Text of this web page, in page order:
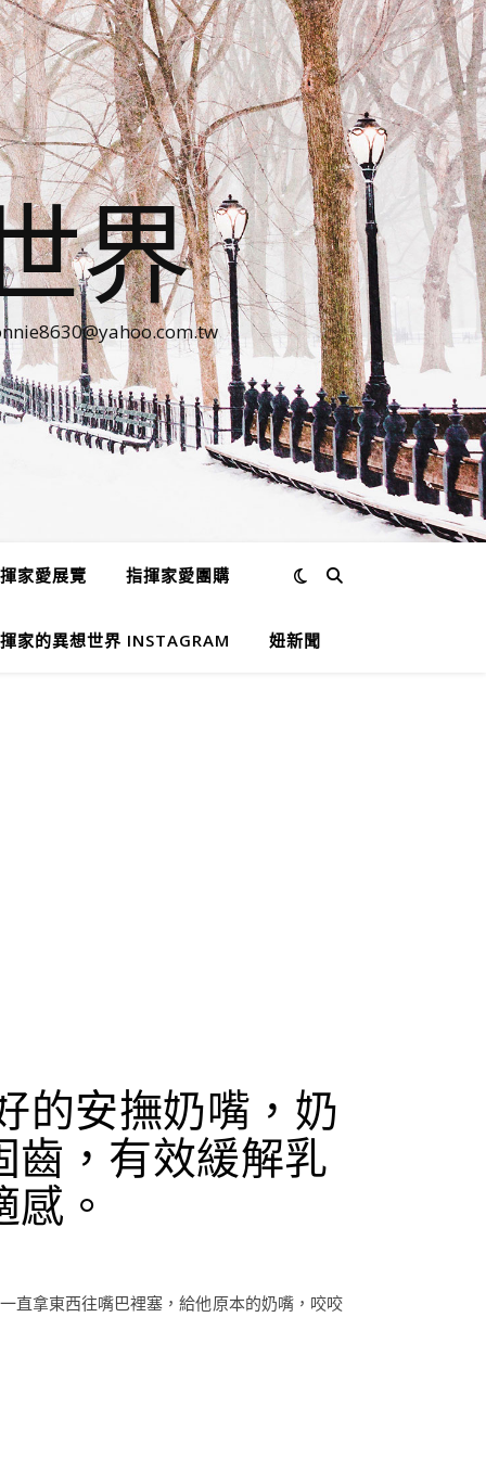
界
家愛展覽 指揮家愛團購
家的異想世界 INSTAGRAM 妞新聞
的安撫奶嘴，奶
齒，有效緩解乳
。
直拿東西往嘴巴裡塞，給他原本的奶嘴，咬咬